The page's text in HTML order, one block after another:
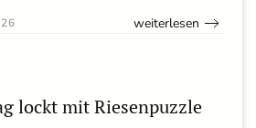
weiterlesen
lockt mit Riesenpuzzle